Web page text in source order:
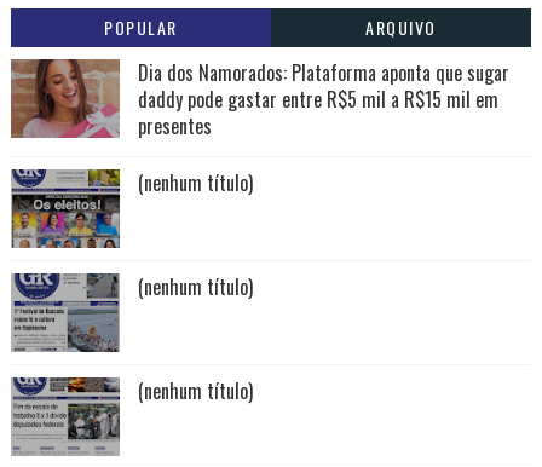
POPULAR ARQUIVO
Dia dos Namorados: Plataforma aponta que sugar
daddy pode gastar entre R$5 mil a R$15 mil em
presentes
(nenhum título)
(nenhum título)
(nenhum título)